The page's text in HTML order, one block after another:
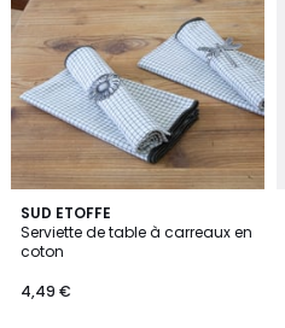
SUD ETOFFE
Serviette de table à carreaux en
coton
4,49 €
4
Couleurs